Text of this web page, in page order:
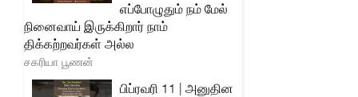
எப்போழுதும் நம் மேல்
நினைவாய் இருக்கிறார் நாம்
திக்கற்றவர்கள் அல்ல
சகரியா பூணன்
பிப்ரவரி 11 | அனுதின